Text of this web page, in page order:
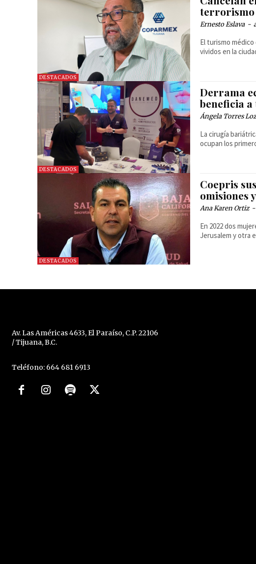
DESTACADOS
terrorismo
Ernesto Eslava -
El turismo
vividos en la
DESTACADOS
Derrama
beneficia a
Ángela Torres
La cirugía
ocupan los
DESTACADOS
Coepris
omisiones
Ana Karen Ortiz -
En 2022 dos
Jerusalem y otra
Av. Las Américas 4633, El Paraíso, C.P. 22106
/ Tijuana, B.C.
Teléfono: 664 681 6913